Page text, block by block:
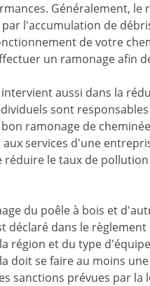
Généralement,
l'accumulation de
de votre
un ramonage afin
aussi dans la
sont
ramonage de
aux services d'une
réduire le taux de
du poêle à bois et
déclaré dans le
région et du type
doit se faire au moins
sanctions prévues par la